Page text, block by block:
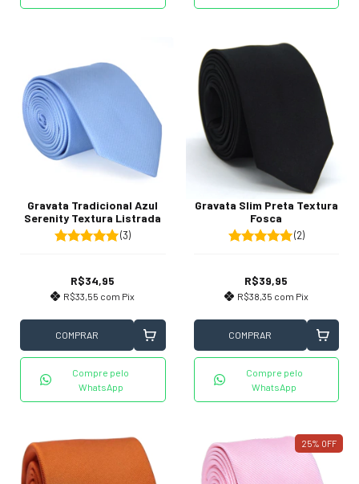
Gravata Tradicional Azul
Serenity Textura Listrada
(3)
R$34,95
R$33,55 com Pix
COMPRAR
Compre pelo
WhatsApp
Gravata Slim Preta Textura
Fosca
(2)
R$39,95
R$38,35 com Pix
COMPRAR
Compre pelo
WhatsApp
25% OFF